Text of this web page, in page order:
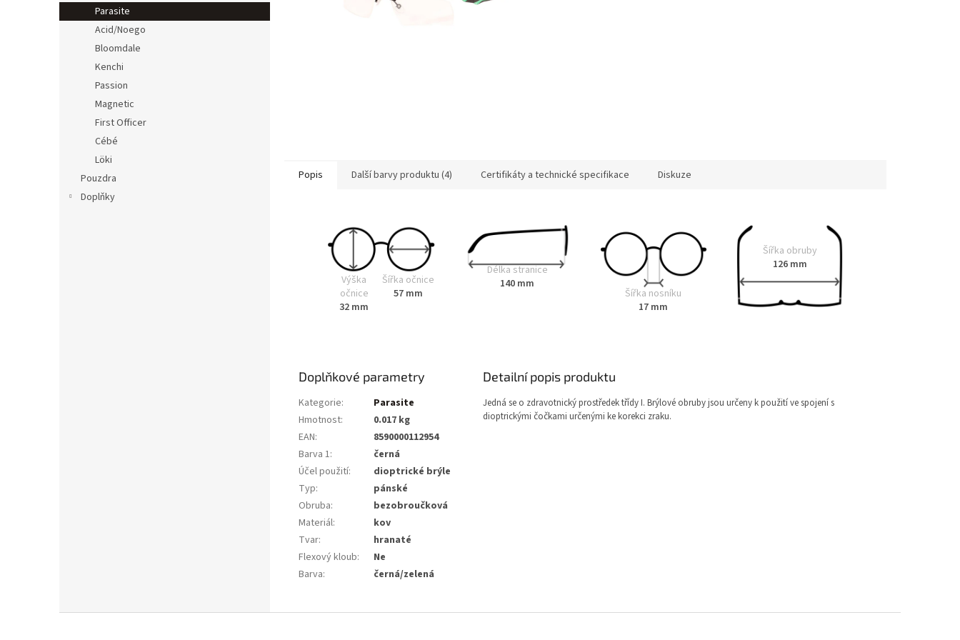
n
e
Parasite
Acid/Noego
Bloomdale
Kenchi
Passion
Magnetic
First Officer
Cébé
Löki
Pouzdra
Doplňky
Popis Další barvy produktu (4) Certifikáty a technické specifikace Diskuze
Výška
očnice
32 mm
Šířka očnice
57 mm
Délka stranice
140 mm
Šířka nosníku
17 mm
Šířka obruby
126 mm
Doplňkové parametry
Kategorie:
Parasite
Hmotnost:
0.017 kg
EAN:
8590000112954
Barva 1:
černá
Účel použití:
dioptrické brýle
Typ:
pánské
Obruba:
bezobroučková
Materiál:
kov
Tvar:
hranaté
Flexový kloub:
Ne
Barva: černá/zelená
Detailní popis produktu
Jedná se o zdravotnický prostředek třídy I. Brýlové obruby jsou určeny k použití ve spojení s
dioptrickými čočkami určenými ke korekci zraku.